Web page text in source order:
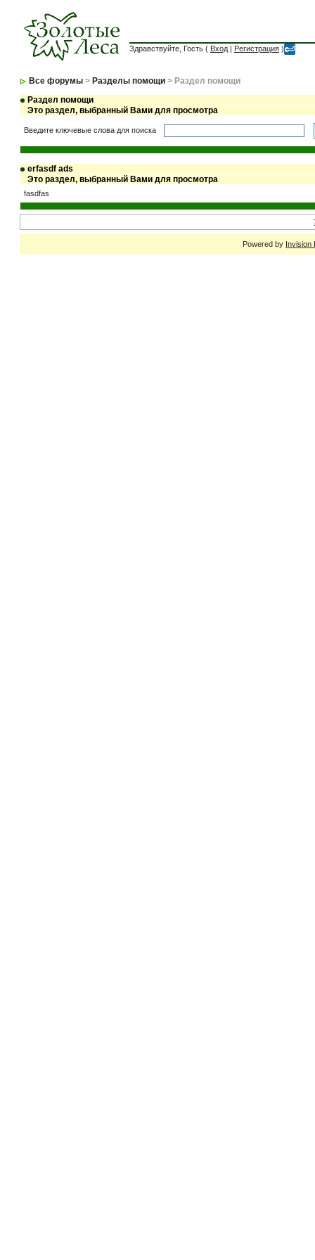
Здравствуйте, Гость ( Вход | Регистрация )
Все форумы > Разделы помощи > Раздел помощи
Раздел помощи
Это раздел, выбранный Вами для просмотра
Введите ключевые слова для поиска
erfasdf ads
Это раздел, выбранный Вами для просмотра
fasdfas
Powered by Invision